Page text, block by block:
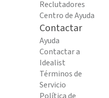
Reclutadores
Centro de Ayuda
Contactar
Ayuda
Contactar a
Idealist
Términos de
Servicio